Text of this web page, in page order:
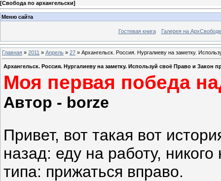
[Свобода по архангельски]
Меню сайта
Гостевая книга Галерея на АрхСвободе
Главная » 2011 » Апрель » 27 » Архангельск. Россия. Нургалиеву на заметку.
Архангельск. Россия. Нургалиеву на заметку. Используй своё Право и Закон
Моя первая победа
Автор - borze
Привет, вот такая вот
назад: еду на работу,
типа: прижаться вправо.